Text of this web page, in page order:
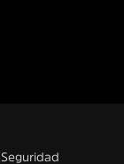
Seguridad